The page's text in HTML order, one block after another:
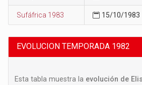
Sufáfrica 1983 15/10/1983
EVOLUCION TEMPORADA 1982
Esta tabla muestra la evolución de